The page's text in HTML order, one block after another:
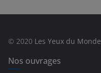
e
© 2020 Les Yeux du Monde
Nos ouvrages